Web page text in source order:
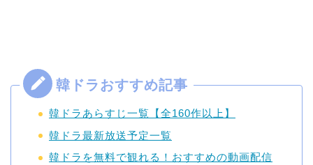
韓ドラあらすじ一覧【全160作以上】
韓ドラ最新放送予定一覧
韓ドラを無料で観れる！おすすめの動画配信